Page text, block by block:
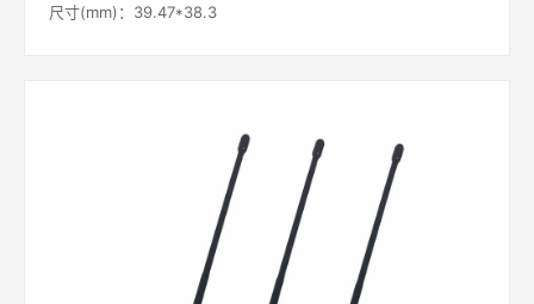
尺寸(mm)：39.47*38.3